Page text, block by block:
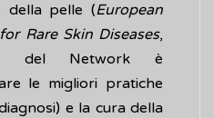
della pelle (European
Rare Skin Diseases,
del Network è
le migliori pratiche
e la cura della